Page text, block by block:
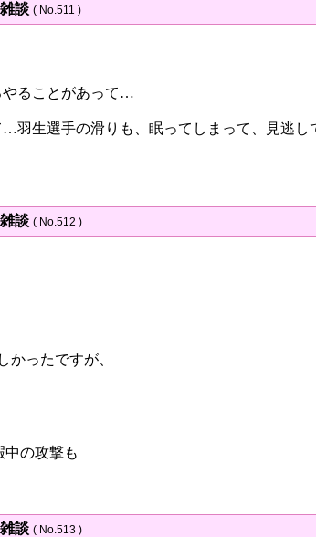
談 ( No.511 )
やることがあって…
羽生選手の滑りも、眠ってしまって、見逃
談 ( No.512 )
かったですが、
中の攻撃も
談 ( No.513 )